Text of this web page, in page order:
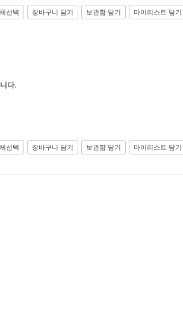
선택 장바구니 담기 보관함 담기 마이리스트 담기
다.
선택 장바구니 담기 보관함 담기 마이리스트 담기